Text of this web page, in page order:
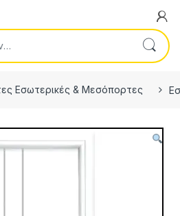
Εσωτερικές & Μεσόπορτες